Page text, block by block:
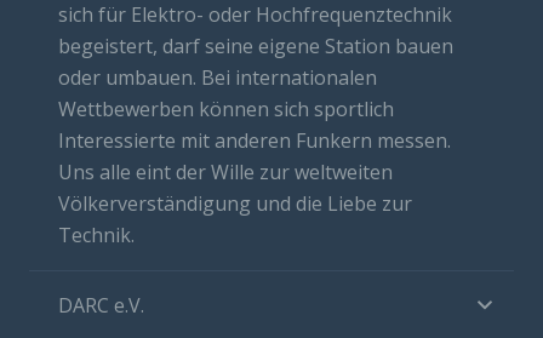
sich für Elektro- oder Hochfrequenztechnik
begeistert, darf seine eigene Station bauen
oder umbauen. Bei internationalen
Wettbewerben können sich sportlich
Interessierte mit anderen Funkern messen.
Uns alle eint der Wille zur weltweiten
Völkerverständigung und die Liebe zur
Technik.
DARC e.V.